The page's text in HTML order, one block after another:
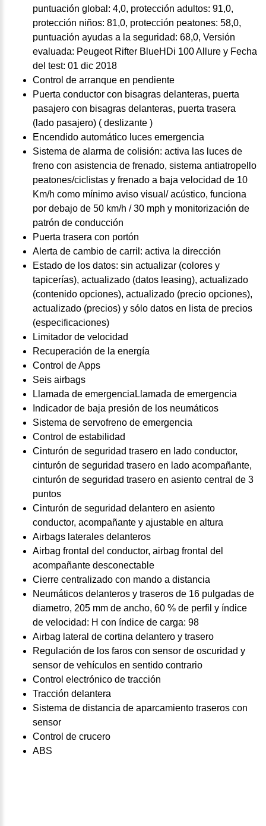
puntuación global: 4,0, protección adultos: 91,0,
protección niños: 81,0, protección peatones: 58,0,
puntuación ayudas a la seguridad: 68,0, Versión
evaluada: Peugeot Rifter BlueHDi 100 Allure y Fecha
del test: 01 dic 2018
Control de arranque en pendiente
Puerta conductor con bisagras delanteras, puerta
pasajero con bisagras delanteras, puerta trasera
(lado pasajero) ( deslizante )
Encendido automático luces emergencia
Sistema de alarma de colisión: activa las luces de
freno con asistencia de frenado, sistema antiatropello
peatones/ciclistas y frenado a baja velocidad de 10
Km/h como mínimo aviso visual/ acústico, funciona
por debajo de 50 km/h / 30 mph y monitorización de
patrón de conducción
Puerta trasera con portón
Alerta de cambio de carril: activa la dirección
Estado de los datos: sin actualizar (colores y
tapicerías), actualizado (datos leasing), actualizado
(contenido opciones), actualizado (precio opciones),
actualizado (precios) y sólo datos en lista de precios
(especificaciones)
Limitador de velocidad
Recuperación de la energía
Control de Apps
Seis airbags
Llamada de emergenciaLlamada de emergencia
Indicador de baja presión de los neumáticos
Sistema de servofreno de emergencia
Control de estabilidad
Cinturón de seguridad trasero en lado conductor,
cinturón de seguridad trasero en lado acompañante,
cinturón de seguridad trasero en asiento central de 3
puntos
Cinturón de seguridad delantero en asiento
conductor, acompañante y ajustable en altura
Airbags laterales delanteros
Airbag frontal del conductor, airbag frontal del
acompañante desconectable
Cierre centralizado con mando a distancia
Neumáticos delanteros y traseros de 16 pulgadas de
diametro, 205 mm de ancho, 60 % de perfil y índice
de velocidad: H con índice de carga: 98
Airbag lateral de cortina delantero y trasero
Regulación de los faros con sensor de oscuridad y
sensor de vehículos en sentido contrario
Control electrónico de tracción
Tracción delantera
Sistema de distancia de aparcamiento traseros con
sensor
Control de crucero
ABS